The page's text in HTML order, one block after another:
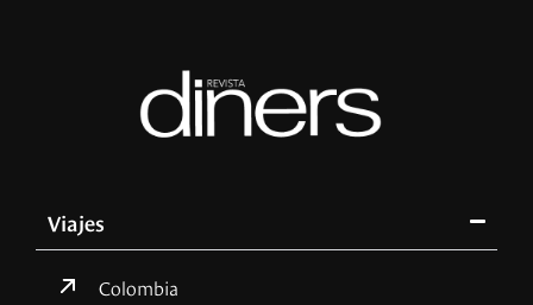
Viajes
Colombia